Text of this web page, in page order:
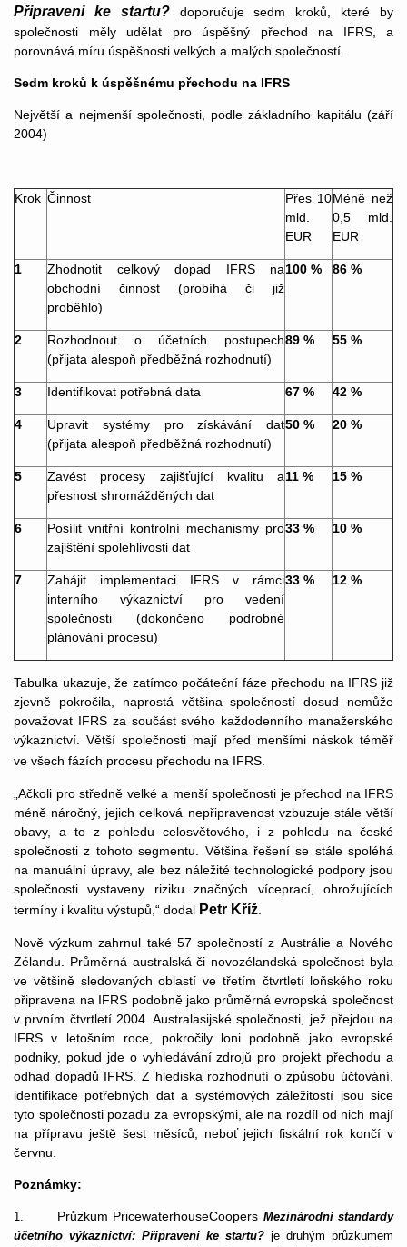
Připraveni ke startu?doporučuje sedm kroků, které by
společnosti měly udělat pro úspěšný přechod na IFRS, a
porovnává míru úspěšnosti velkých a malých společností.
Sedm kroků k úspěšnému přechodu na IFRS
Největší a nejmenší společnosti, podle základního kapitálu (září
2004)
Krok Činnost
Přes 10
mld.
EUR
Méně než
0,5 mld.
EUR
1
Zhodnotit celkový dopad IFRS na
obchodní činnost (probíhá či již
proběhlo)
100 % 86 %
2
Rozhodnout o účetních postupech
(přijata alespoň předběžná rozhodnutí)
89 % 55 %
3 Identifikovat potřebná data 67 % 42 %
4
Upravit systémy pro získávání dat
(přijata alespoň předběžná rozhodnutí)
50 % 20 %
5
Zavést procesy zajišťující kvalitu a
přesnost shromážděných dat
11 % 15 %
6
Posílit vnitřní kontrolní mechanismy pro
zajištění spolehlivosti dat
33 % 10 %
7
Zahájit implementaci IFRS v rámci
interního výkaznictví pro vedení
společnosti (dokončeno podrobné
plánování procesu)
33 % 12 %
Tabulka ukazuje, že zatímco počáteční fáze přechodu na IFRS již
zjevně pokročila, naprostá většina společností dosud nemůže
považovat IFRS za součást svého každodenního manažerského
výkaznictví. Větší společnosti mají před menšími náskok téměř
ve všech fázích procesu přechodu na IFRS.
„Ačkoli pro středně velké a menší společnosti je přechod na IFRS
méně náročný, jejich celková nepřipravenost vzbuzuje stále větší
obavy, a to z pohledu celosvětového, i z pohledu na české
společnosti z tohoto segmentu. Většina řešení se stále spoléhá
na manuální úpravy, ale bez náležité technologické podpory jsou
společnosti vystaveny riziku značných víceprací, ohrožujících
termíny i kvalitu výstupů,“ dodal Petr Kříž
Nově výzkum zahrnul také 57 společností z Austrálie a Nového
Zélandu. Průměrná australská či novozélandská společnost byla
ve většině sledovaných oblastí ve třetím čtvrtletí loňského roku
připravena na IFRS podobně jako průměrná evropská společnost
v prvním čtvrtletí 2004. Australasijské společnosti, jež přejdou na
IFRS v letošním roce, pokročily loni podobně jako evropské
podniky, pokud jde o vyhledávání zdrojů pro projekt přechodu a
odhad dopadů IFRS. Z hlediska rozhodnutí o způsobu účtování,
identifikace potřebných dat a systémových záležitostí jsou sice
tyto společnosti pozadu za evropskými, ale na rozdíl od nich mají
na přípravu ještě šest měsíců, neboť jejich fiskální rok končí v
červnu.
Poznámky:
1. Průzkum PricewaterhouseCoopers Mezinárodní standardy
účetního výkaznictví: Připraveni ke startu? je druhým průzkumem